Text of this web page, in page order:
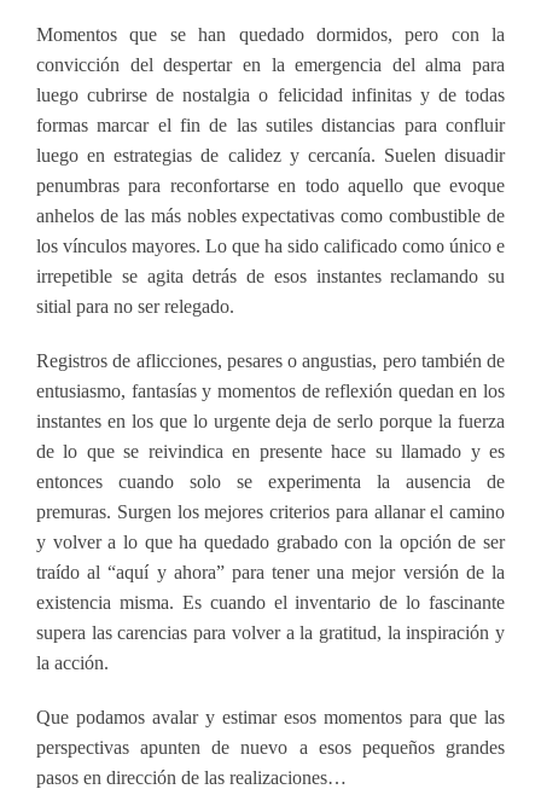
Momentos que se han quedado dormidos, pero con la
convicción del despertar en la emergencia del alma para
luego cubrirse de nostalgia o felicidad infinitas y de todas
formas marcar el fin de las sutiles distancias para confluir
luego en estrategias de calidez y cercanía. Suelen disuadir
penumbras para reconfortarse en todo aquello que evoque
anhelos de las más nobles expectativas como combustible de
los vínculos mayores. Lo que ha sido calificado como único e
irrepetible se agita detrás de esos instantes reclamando su
sitial para no ser relegado.
Registros de aflicciones, pesares o angustias, pero también de
entusiasmo, fantasías y momentos de reflexión quedan en los
instantes en los que lo urgente deja de serlo porque la fuerza
de lo que se reivindica en presente hace su llamado y es
entonces cuando solo se experimenta la ausencia de
premuras. Surgen los mejores criterios para allanar el camino
y volver a lo que ha quedado grabado con la opción de ser
traído al “aquí y ahora” para tener una mejor versión de la
existencia misma. Es cuando el inventario de lo fascinante
supera las carencias para volver a la gratitud, la inspiración y
la acción.
Que podamos avalar y estimar esos momentos para que las
perspectivas apunten de nuevo a esos pequeños grandes
pasos en dirección de las realizaciones…